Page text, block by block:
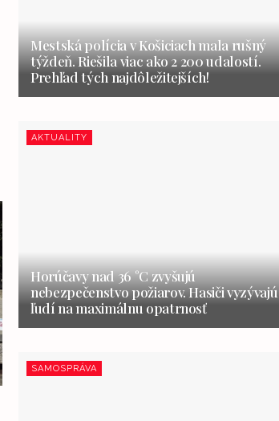
Mestská polícia v Košiciach mala rušný
týždeň. Riešila viac ako 2 200 udalostí.
Prehľad tých najdôležitejších!
AKTUALITY
Horúčavy nad 36 °C zvyšujú
nebezpečenstvo požiarov. Hasiči vyzývajú
ľudí na maximálnu opatrnosť
SAMOSPRÁVA